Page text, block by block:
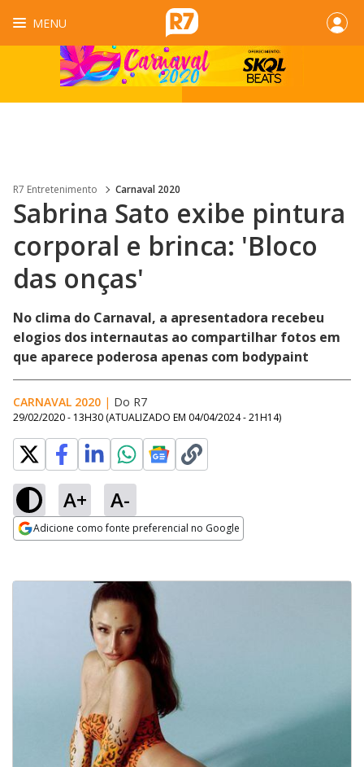
MENU
R7 Entretenimento Carnaval 2020
Sabrina Sato exibe pintura
corporal e brinca: 'Bloco
das onças'
No clima do Carnaval, a apresentadora recebeu
elogios dos internautas ao compartilhar fotos em
que aparece poderosa apenas com bodypaint
CARNAVAL 2020 | Do R7
29/02/2020 - 13H30 (ATUALIZADO EM 04/04/2024 - 21H14)
A+ A-
Adicione como fonte preferencial no Google